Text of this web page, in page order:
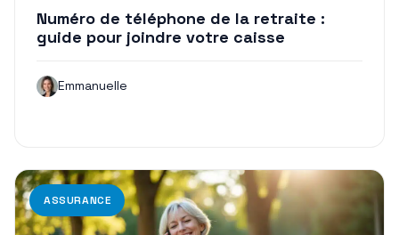
Numéro de téléphone de la retraite :
guide pour joindre votre caisse
Emmanuelle
ASSURANCE